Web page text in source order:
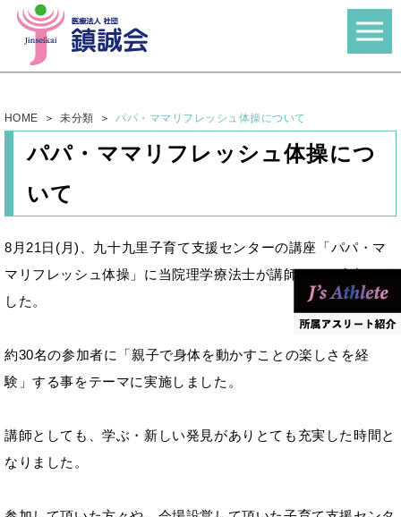
HOME 未分類 パパ・ママリフレッシュ体操について
パパ・ママリフレッシュ体操につ
いて
8月21日(月)、九十九里子育て支援センターの講座「パパ・マ
マリフレッシュ体操」に当院理学療法士が講師として参加しま
した。
約30名の参加者に「親子で身体を動かすことの楽しさを経
験」する事をテーマに実施しました。
講師としても、学ぶ・新しい発見がありとても充実した時間と
なりました。